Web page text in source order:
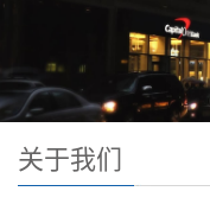
关于我们